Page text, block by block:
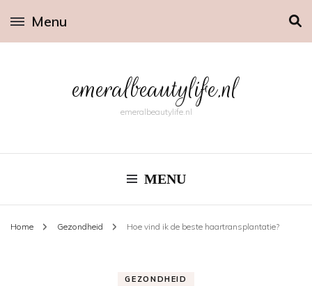
Menu
emeralbeautylife.nl
emeralbeautylife.nl
MENU
Home Gezondheid Hoe vind ik de beste haartransplantatie?
GEZONDHEID